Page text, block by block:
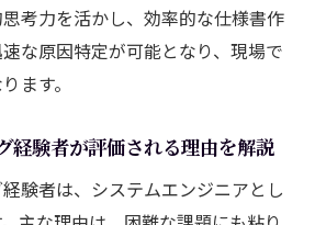
活きるシステムエンジニアのキ
ラミングがシステムエンジニア
考力を活かし、効率的な仕様書作
な原因特定が可能となり、現場で
ます。
経験者が評価される理由を解説
験者は、システムエンジニアとし